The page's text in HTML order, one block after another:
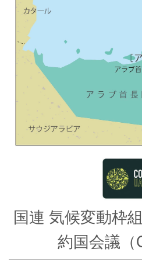
国連 気候変動枠
約国会議（